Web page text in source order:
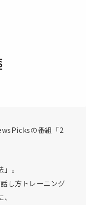
の番組「2
。
し方トレーニング